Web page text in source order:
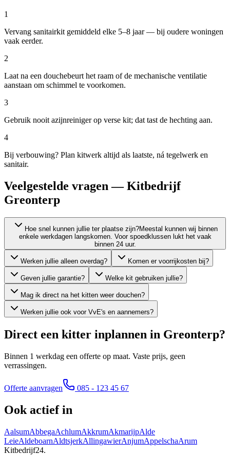
1
Vervang sanitairkit gemiddeld elke 5–8 jaar — bij oudere woningen
vaak eerder.
2
Laat na een douchebeurt het raam of de mechanische ventilatie
aanstaan om schimmel te voorkomen.
3
Gebruik nooit azijnreiniger op verse kit; dat tast de hechting aan.
4
Bij verbouwing? Plan kitwerk altijd als laatste, ná tegelwerk en
sanitair.
Veelgestelde vragen — Kitbedrijf
Greonterp
Hoe snel kunnen jullie ter plaatse zijn?Meestal kunnen wij binnen
enkele werkdagen langskomen. Voor spoedklussen lukt het vaak
binnen 24 uur.
Werken jullie alleen overdag? Komen er voorrijkosten bij?
Geven jullie garantie? Welke kit gebruiken jullie?
Mag ik direct na het kitten weer douchen?
Werken jullie ook voor VvE's en aannemers?
Direct een kitter inplannen in Greonterp?
Binnen 1 werkdag een offerte op maat. Vaste prijs, geen
verrassingen.
Offerte aanvragen 085 - 123 45 67
Ook actief in
AalsumAbbegaAchlumAkkrumAkmarijpAlde
LeieAldeboarnAldtsjerkAllingawierAnjumAppelschaArum
Kitbedrijf24.